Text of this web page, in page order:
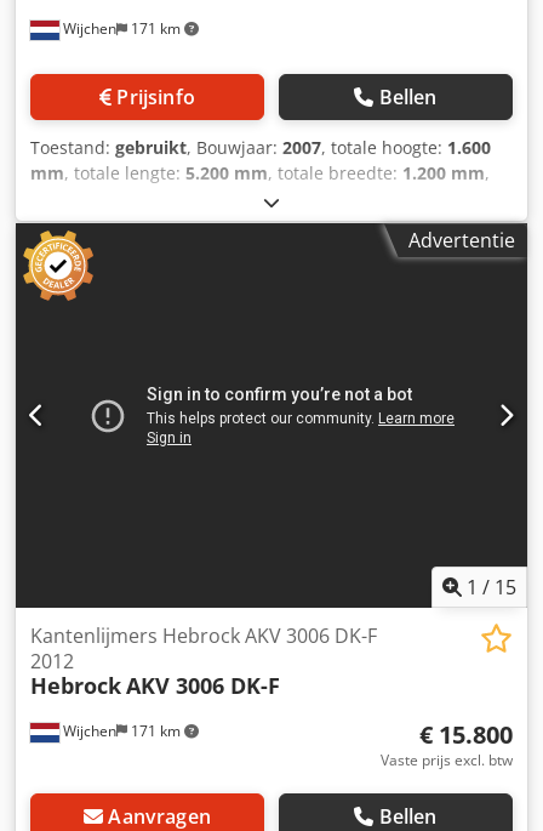
Wijchen 171 km
Prijsinfo Bellen
Toestand: gebruikt, Bouwjaar: 2007, totale hoogte: 1.600
mm, totale lengte: 5.200 mm, totale breedte: 1.200 mm,
Kleur: Grijs Gewicht: 1.550 kg Prijs: Op aanvraag -
Bouwjaar: 2007 - Documentatie aanwezig: Nee - CE
certificaat aanwezig: Nee - Serienummer: 1328 -
Transportafmetingen: 5200mm x 1200mm x 1600mm (l x b
x h) - Transportgewicht [kg]: 1550kg - Transportcolli [st.]: 1
van alles in de industriële sectoren Yorick Diebels
Advertentie
1 / 15
Wijchen 171 km
Kantenlijmers Hebrock AKV 3006 DK-F
2012
HebrockAKV 3006 DK-F
€ 15.800
Vaste prijs excl. btw
Aanvragen Bellen